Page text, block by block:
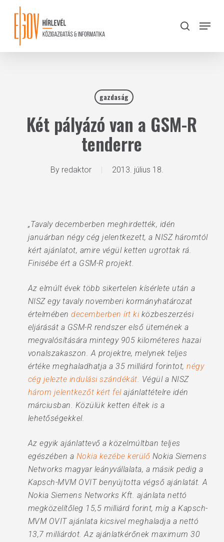
content
search
Menu
gazdaság
Két pályázó van a GSM-R
tenderre
By redaktor 2013. július 18.
„Tavaly decemberben meghirdették, idén
januárban négy cég jelentkezett, a NISZ háromtól
kért ajánlatot, amire végül ketten ugrottak rá.
Finisébe ért a GSM-R projekt.
Az elmúlt évek több sikertelen kísérlete után a
NISZ egy tavaly novemberi kormányhatározat
értelmébendecemberben írt kiközbeszerzési
eljárását a GSM-R rendszer első ütemének a
megvalósítására mintegy 905 kilométeres hazai
vonalszakaszon. A projektre, melynek teljes
értéke meghaladhatja a 35 milliárd forintot,négy
cég jelezte indulási szándékát. Végül a NISZ
három jelentkezőt kért felajánlattételre idén
márciusban. Közülük ketten éltek is a
lehetőségekkel.
Az egyik ajánlattevő a közelmúltban teljes
egészében a Nokia kezébe kerülő Nokia Siemens
Networks magyar leányvállalata, a másik pedig a
Kapsch-MVM OVIT benyújtotta végső ajánlatát. A
Nokia Siemens Networks Kft. ajánlata nettó
megközelítőleg 15,5 milliárd forint, míg a Kapsch-
MVM OVIT ajánlata kicsivel meghaladja a nettó
13,7 milliárdot. Az ajánlatkérőnek maximum 30
Close